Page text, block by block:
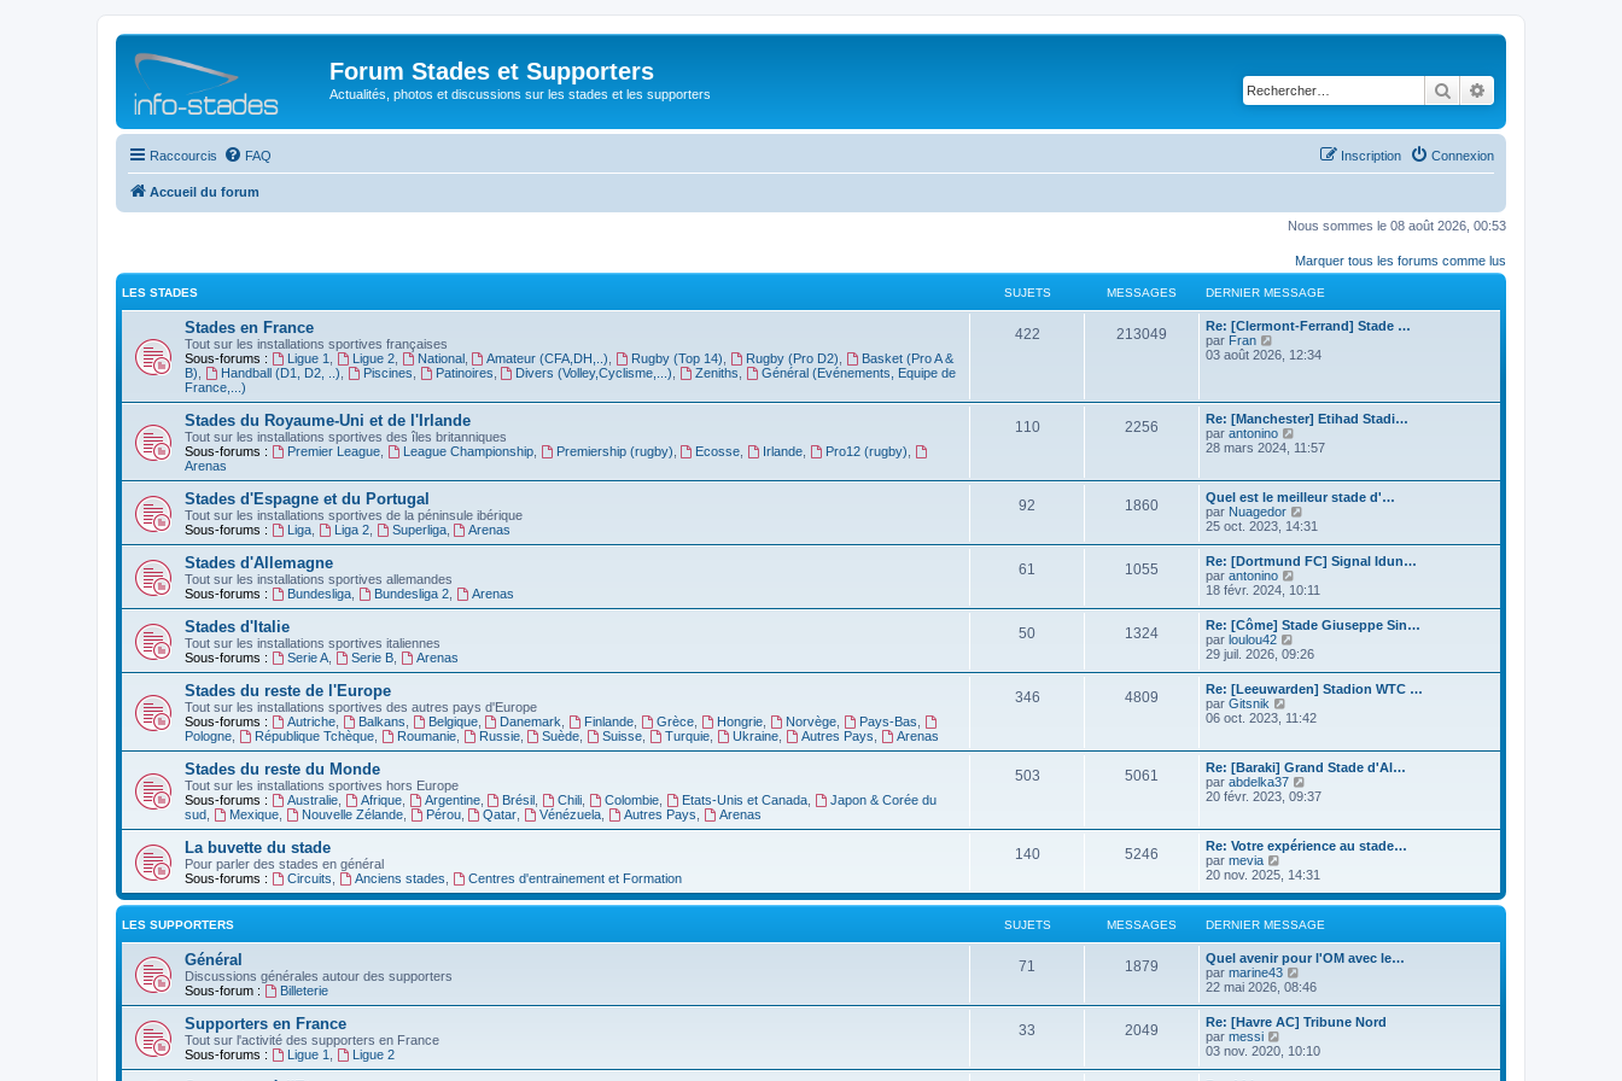
Forum Stades et Supporters
Actualités, photos et discussions sur les stades et les supporters Rechercher
Raccourcis FAQ Connexion
Inscription
Accueil du forum
Nous sommes le 08 août 2026, 00:53
Marquer tous les forums comme lus
LES STADES SUJETS MESSAGES DERNIER MESSAGE
Stades en France
Tout sur les installations sportives françaises
Sous-forums :
Ligue 1 Ligue 2, National, Amateur (CFA,DH,..) Rugby (Top 14) Rugby (Pro D2)
Basket (Pro A &
B)
Handball (D1, D2, ..) Piscines Patinoires Divers (Volley,Cyclisme,...) Zeniths
Général (Evénements, Equipe de
France,...)
422 213049
Re: [Clermont-Ferrand] Stade …
par Fran
o
t
e
r
e
d
e
r
n
i
e
r
m
e
s
s
a
g
e
03 août 2026, 12:34
Stades du Royaume-Uni et de l'Irlande
Tout sur les installations sportives des îles britanniques
Sous-forums :
Premier League, League Championship, Premiership (rugby) Ecosse Irlande Pro12 (rugby)
Arenas
110 2256
Re: [Manchester] Etihad Stadi…
par antonino
o
u
l
t
e
r
l
d
e
r
n
i
e
r
m
s
a
g
e
28 mars 2024, 11:57
Stades d'Espagne et du Portugal
Tout sur les installations sportives de la péninsule ibérique
Sous-forums :
Liga, Liga 2, Superliga, Arenas
92 1860
Quel est le meilleur stade d'…
par Nuagedor
o
s
u
t
e
r
e
d
e
r
n
i
r
m
e
s
a
g
25 oct. 2023, 14:31
Stades d'Allemagne
Tout sur les installations sportives allemandes
Sous-forums :
Bundesliga, Bundesliga 2, Arenas
61 1055
Re: [Dortmund FC] Signal Idun…
par antonino
o
u
t
e
r
e
e
r
n
i
e
m
e
s
a
g
e
18 févr. 2024, 10:11
Stades d'Italie
Tout sur les installations sportives italiennes
Sous-forums :
Serie A, Serie B, Arenas
50 1324
Re: [Côme] Stade Giuseppe Sin…
par loulou42
o
s
u
l
t
r
l
e
d
r
n
i
e
r
m
s
s
a
g
e
29 juil. 2026, 09:26
Stades du reste de l'Europe
Tout sur les installations sportives des autres pays d'Europe
Sous-forums :
Autriche, Balkans Belgique, Danemark Finlande Grèce Hongrie, Norvège, Pays-Bas
Pologne
République Tchèque, Roumanie, Russie, Suède Suisse Turquie Ukraine, Autres Pays Arenas
346 4809
Re: [Leeuwarden] Stadion WTC …
par Gitsnik
o
u
l
t
e
l
e
e
r
n
i
e
r
m
e
s
s
a
e
06 oct. 2023, 11:42
Stades du reste du Monde
Tout sur les installations sportives hors Europe
Sous-forums :
Australie, Afrique, Argentine, Brésil Chili Colombie Etats-Unis et Canada,
Japon & Corée du
sud
Mexique, Nouvelle Zélande, Pérou, Qatar Vénézuela Autres Pays Arenas
503 5061
Re: [Baraki] Grand Stade d'Al…
par abdelka37
o
l
t
e
r
l
e
d
e
n
e
r
e
s
20 févr. 2023, 09:37
La buvette du stade
Pour parler des stades en général
Sous-forums :
Circuits Anciens stades Centres d'entrainement et Formation
140 5246
Re: Votre expérience au stade…
par mevia
s
l
t
e
r
e
d
n
i
20 nov. 2025, 14:31
LES SUPPORTERS SUJETS MESSAGES DERNIER MESSAGE
Général
Discussions générales autour des supporters
Sous-forum :
Billeterie
71 1879
Quel avenir pour l'OM avec le…
par marine43
o
s
u
l
t
e
22 mai 2026, 08:46
Supporters en France
Tout sur l'activité des supporters en France
Sous-forums :
Ligue 1 Ligue 2
33 2049
Re: [Havre AC] Tribune Nord
par messi
03 nov. 2020, 10:10